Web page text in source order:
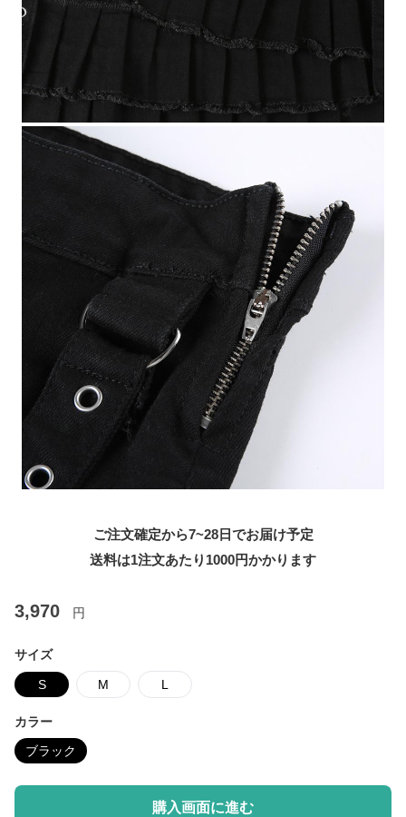
ご注文確定から7~28日でお届け予定
送料は1注文あたり 1000円かかります
3,970 円
サイズ
S M L
カラー
ブラック
購入画面に進む